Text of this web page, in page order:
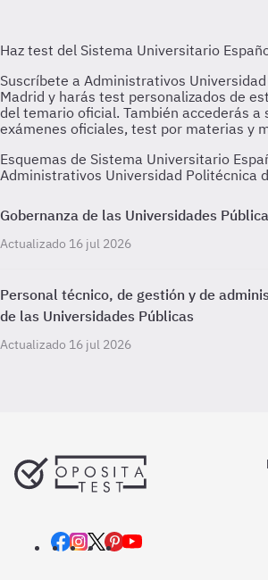
Esquemas de Sistema Universitario
Administrativos Universidad Politécnica
Gobernanza de las Universidades
Actualizado 16 jul 2026
Personal técnico, de gestión y de
de las Universidades Públicas
Actualizado 16 jul 2026